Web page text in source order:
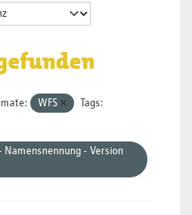
WFS Tags:
- Version